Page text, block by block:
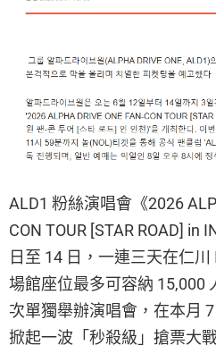
ALD1 粉絲演唱會《2026
CON TOUR [STAR ROAD] in
日至 14 日，一連三天在仁
場館座位最多可容納 15,000
次單獨舉辦演唱會，在本月
掀起一波「秒殺級」搶票大